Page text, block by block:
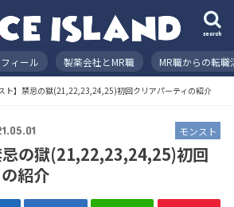
search
ィール 製薬会社とMR職 MR職からの転職
スト】禁忌の獄(21,22,23,24,25)初回クリアパーティの紹介
モンスト
忌の獄(21,22,23,24,25)初回
紹介